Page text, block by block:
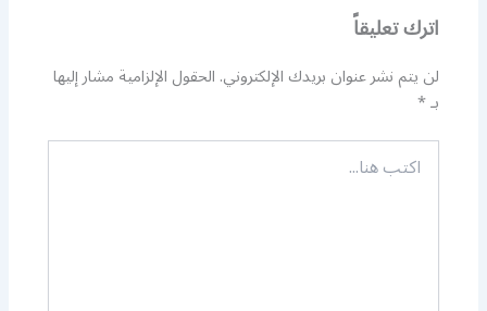
اترك تعليقاً
لن يتم نشر عنوان بريدك الإلكتروني.الحقول الإلزامية مشار إليها
بـ*
اكتب
هنا...